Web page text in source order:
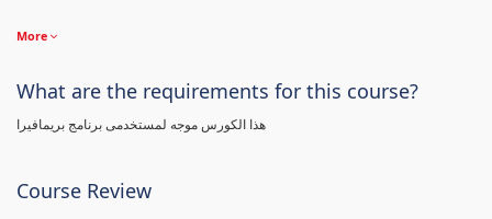
More
What are the requirements for this course?
هذا الكورس موجه لمستخدمى برنامج بريمافيرا
Course Review